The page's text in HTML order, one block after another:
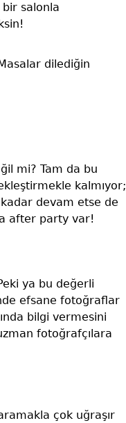
salonla
dilediğin
mi? Tam da bu
kalmıyor;
devam etse de
after party var!
ya bu değerli
efsane fotoğraflar
bilgi vermesini
fotoğrafçılara
çok uğraşır